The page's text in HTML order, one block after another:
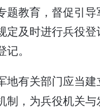
题教育，督促引
定及时进行兵役
。
地有关部门应当
制，为兵役机关与